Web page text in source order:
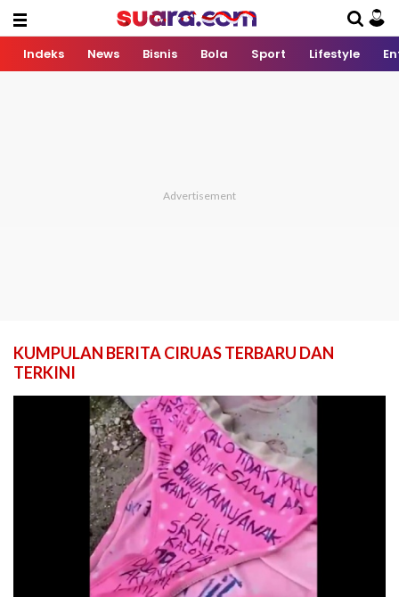
Indeks News Bisnis Bola Sport Lifestyle
KUMPULAN BERITA CIRUAS TERBARU DAN
TERKINI